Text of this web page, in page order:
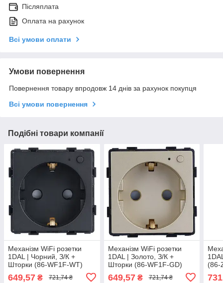
Післяплата
Оплата на рахунок
Всі умови оплати
Умови повернення
Повернення товару впродовж 14 днів за рахунок покупця
Всі умови повернення
Подібні товари компанії
Механізм WiFi розетки
1DAL | Чорний, З/К +
Шторки (86-WF1F-WT)
649,57 ₴ 721,74 ₴
Механізм WiFi розетки
1DAL | Золото, З/К +
Шторки (86-WF1F-GD)
649,57₴ 721,74 ₴
(86-